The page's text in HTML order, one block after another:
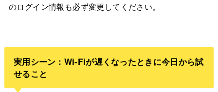
のログイン情報も必ず変更してください。
実用シーン：Wi-Fiが遅くなったときに今日から試
せること